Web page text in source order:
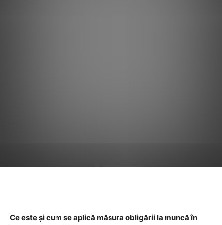
Ce este și cum se aplică măsura obligării la muncă în